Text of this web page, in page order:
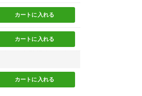
カートに 入れる
カートに 入れる
カートに 入れる